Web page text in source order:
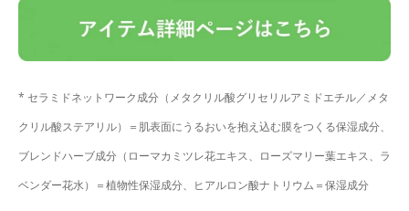
* セラミドネットワーク成分（メタクリル酸グリセリルアミドエチル／メタ
クリル酸ステアリル）＝肌表面にうるおいを抱え込む膜をつくる保湿成分、
ブレンドハーブ成分（ローマカミツレ花エキス、ローズマリー葉エキス、ラ
ベンダー花水）＝植物性保湿成分、ヒアルロン酸ナトリウム＝保湿成分